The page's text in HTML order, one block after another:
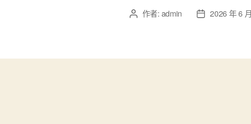
文 作者: admin
文
日
2026 年 6